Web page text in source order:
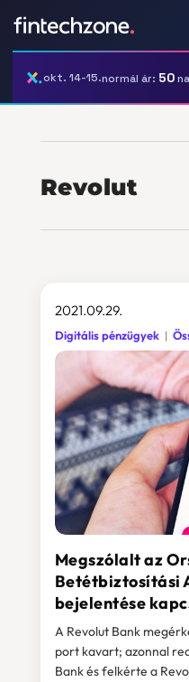
okt. 14-15.normál ár: 50
Revolut
Megszólalt az
Betétbiztosítási
bejelentése
2021.09.29.
Digitális pénzügyek
A Revolut Bank
port kavart; azonnal
Bank és felkérte a